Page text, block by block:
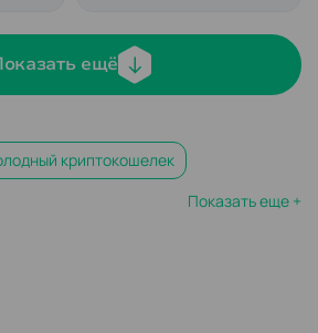
ещё
криптокошелек
Показать еще +